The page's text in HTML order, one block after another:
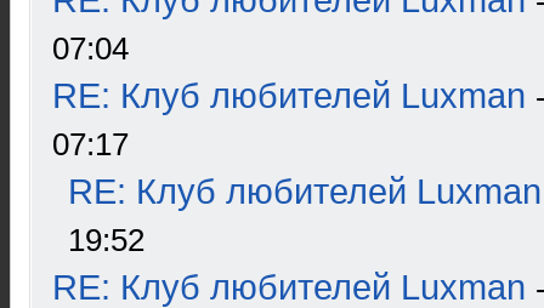
07:04
RE: Клуб любителей Luxman
07:17
RE: Клуб любителей Luxman
19:52
RE: Клуб любителей Luxman